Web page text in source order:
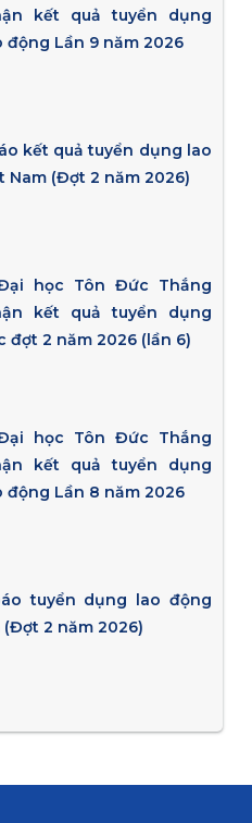
kết quả tuyển dụng
động Lần 9 năm 2026
kết quả tuyển dụng lao
Nam (Đợt 2 năm 2026)
học Tôn Đức Thắng
kết quả tuyển dụng
đợt 2 năm 2026 (lần 6)
học Tôn Đức Thắng
kết quả tuyển dụng
động Lần 8 năm 2026
tuyển dụng lao động
(Đợt 2 năm 2026)